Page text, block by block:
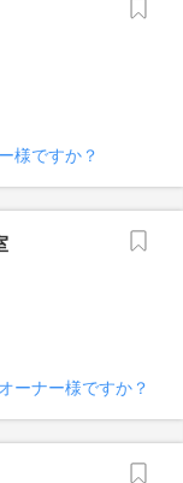
様ですか？
ーナー様ですか？